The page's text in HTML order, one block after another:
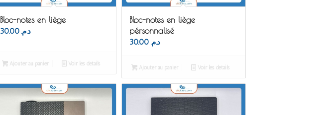
Bloc-notes en liège
د.م. 30.00
Ajouter au panier Voir les détails
Bloc-notes en liège
pérsonnalisé
د.م. 30.00
Ajouter au panier Voir les détails